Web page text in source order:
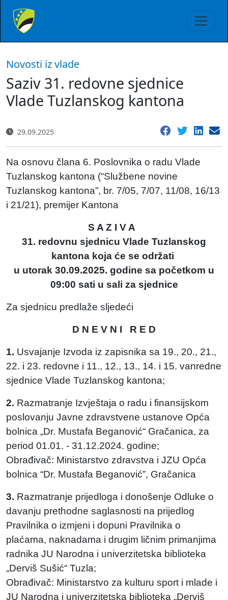
Novosti iz vlade
Saziv 31. redovne sjednice
Vlade Tuzlanskog kantona
29.09.2025
Na osnovu člana 6. Poslovnika o radu Vlade
Tuzlanskog kantona (“Službene novine
Tuzlanskog kantona”, br. 7/05, 7/07, 11/08, 16/13
i 21/21), premijer Kantona
S A Z I V A
31. redovnu sjednicu Vlade Tuzlanskog
kantona koja će se održati
u utorak 30.09.2025. godine sa početkom u
09:00 sati u sali za sjednice
Za sjednicu predlaže sljedeći
D N E V N I R E D
1. Usvajanje Izvoda iz zapisnika sa 19., 20., 21.,
22. i 23. redovne i 11., 12., 13., 14. i 15. vanredne
sjednice Vlade Tuzlanskog kantona;
2. Razmatranje Izvještaja o radu i finansijskom
poslovanju Javne zdravstvene ustanove Opća
bolnica „Dr. Mustafa Beganović“ Gračanica, za
period 01.01. - 31.12.2024. godine;
Obrađivač: Ministarstvo zdravstva i JZU Opća
bolnica “Dr. Mustafa Beganović”, Gračanica
3. Razmatranje prijedloga i donošenje Odluke o
davanju prethodne saglasnosti na prijedlog
Pravilnika o izmjeni i dopuni Pravilnika o
plaćama, naknadama i drugim ličnim primanjima
radnika JU Narodna i univerzitetska biblioteka
„Derviš Sušić“ Tuzla;
Obrađivač: Ministarstvo za kulturu sport i mlade i
JU Narodna i univerzitetska biblioteka „Derviš